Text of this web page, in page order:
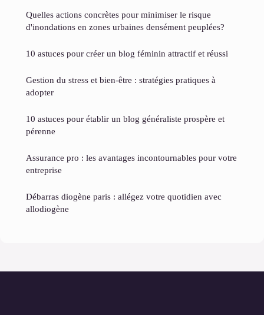
Quelles actions concrètes pour minimiser le risque
d'inondations en zones urbaines densément peuplées?
10 astuces pour créer un blog féminin attractif et réussi
Gestion du stress et bien-être : stratégies pratiques à
adopter
10 astuces pour établir un blog généraliste prospère et
pérenne
Assurance pro : les avantages incontournables pour votre
entreprise
Débarras diogène paris : allégez votre quotidien avec
allodiogène